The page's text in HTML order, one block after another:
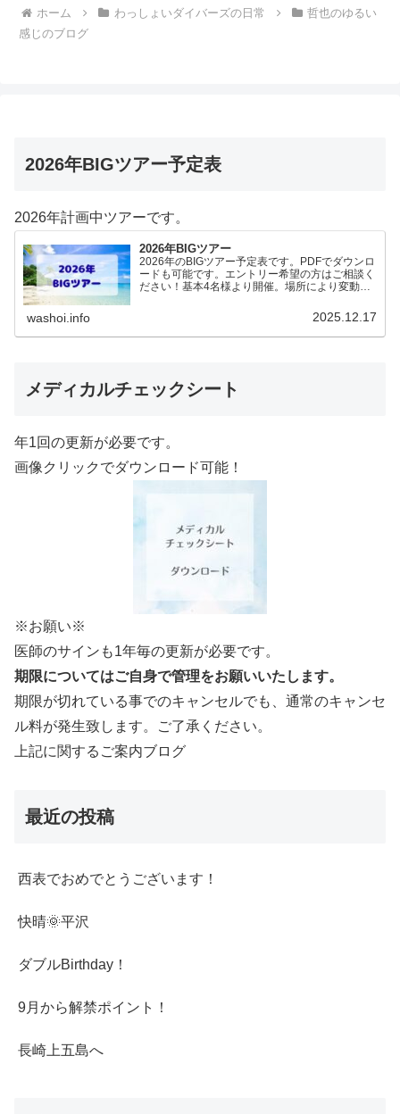
ホーム わっしょいダイバーズの日常
哲也のゆるい
感じのブログ
2026年BIGツアー予定表
2026年計画中ツアーです。
2026年BIGツアー
2026年のBIGツアー予定表です。PDFでダウンロ
ードも可能です。エントリー希望の方はご相談く
ださい！基本4名様より開催。場所により変動あ
（12.19更新）ダウンロードPDFでアップロード
washoi.info 2025.12.17
メディカルチェックシート
年1回の更新が必要です。
画像クリックでダウンロード可能！
※お願い※
医師のサインも1年毎の更新が必要です。
期限についてはご自身で管理をお願いいたします。
期限が切れている事でのキャンセルでも、通常のキャンセ
ル料が発生致します。ご了承ください。
上記に関するご案内ブログ
最近の投稿
西表でおめでとうございます！
快晴🌞平沢
ダブルBirthday！
9月から解禁ポイント！
長崎上五島へ